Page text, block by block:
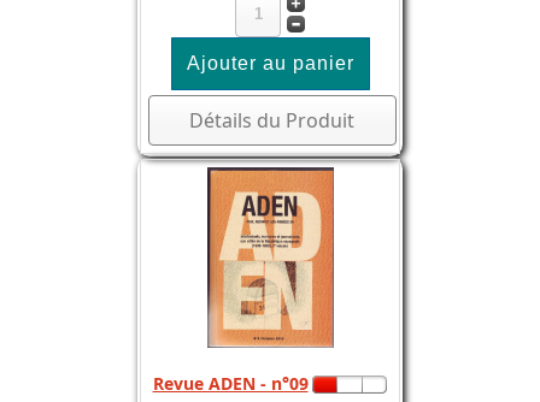
Détails du Produit
Revue ADEN - n°09